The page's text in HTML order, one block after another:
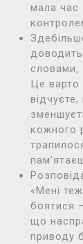
мала час
словами,
Це варто
кожного
«Мені
боятися
що
приводу